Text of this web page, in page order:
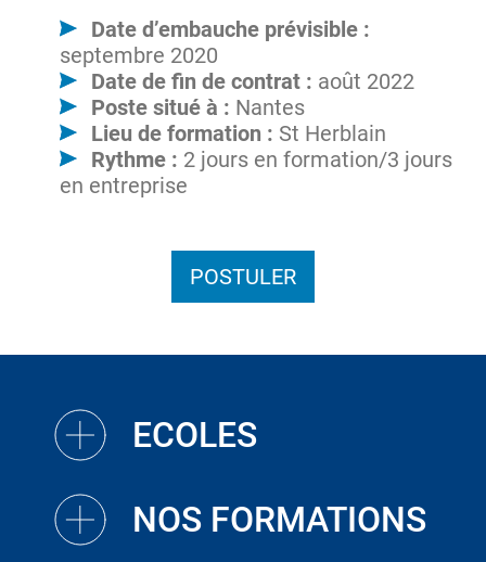
Date d’embauche prévisible :
septembre 2020
Date de fin de contrat : août 2022
Poste situé à : Nantes
Lieu de formation : St Herblain
Rythme : 2 jours en formation/3 jours
en entreprise
POSTULER
ECOLES
NOS FORMATIONS